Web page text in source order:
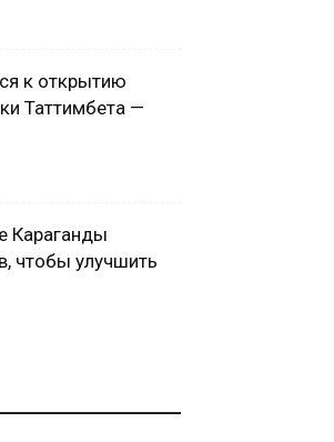
к открытию
Таттимбета —
Караганды
чтобы улучшить